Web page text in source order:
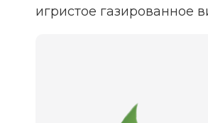
игристое газированное